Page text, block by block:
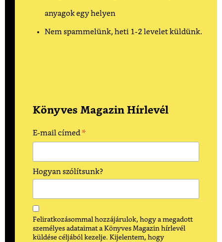
anyagok egy helyen
Nem spammelünk, heti 1-2 levelet küldünk.
Könyves Magazin Hírlevél
E-mail címed*
Hogyan szólítsunk?
Feliratkozásommal hozzájárulok, hogy a megadott
személyes adataimat a Könyves Magazin hírlevél
küldése céljából kezelje. Kijelentem, hogy